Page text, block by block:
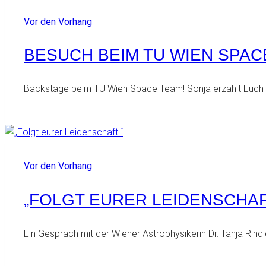
Vor den Vorhang
BESUCH BEIM TU WIEN
Backstage beim TU Wien Space Team! Sonja erzählt
Vor den Vorhang
„FOLGT EURER
Ein Gespräch mit der Wiener Astrophysikerin Dr. Tanja